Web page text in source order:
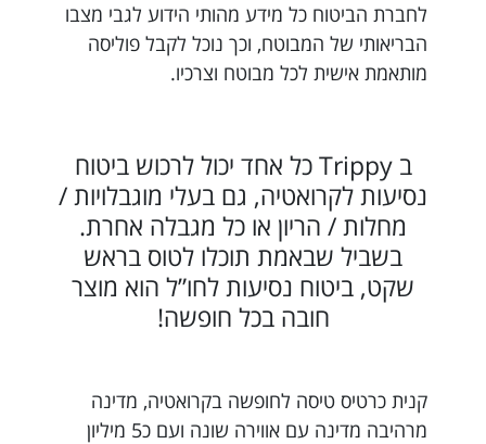
לחברת הביטוח כל מידע מהותי הידוע לגבי מצבו
הבריאותי של המבוטח, וכך נוכל לקבל פוליסה
מותאמת אישית לכל מבוטח וצרכיו.
ב Trippy כל אחד יכול לרכוש ביטוח
נסיעות לקרואטיה, גם בעלי מוגבלויות /
מחלות / הריון או כל מגבלה אחרת.
בשביל שבאמת תוכלו לטוס בראש
שקט, ביטוח נסיעות לחו”ל הוא מוצר
חובה בכל חופשה!
קנית כרטיס טיסה לחופשה בקרואטיה, מדינה
מרהיבה מדינה עם אווירה שונה ועם כ5 מיליון